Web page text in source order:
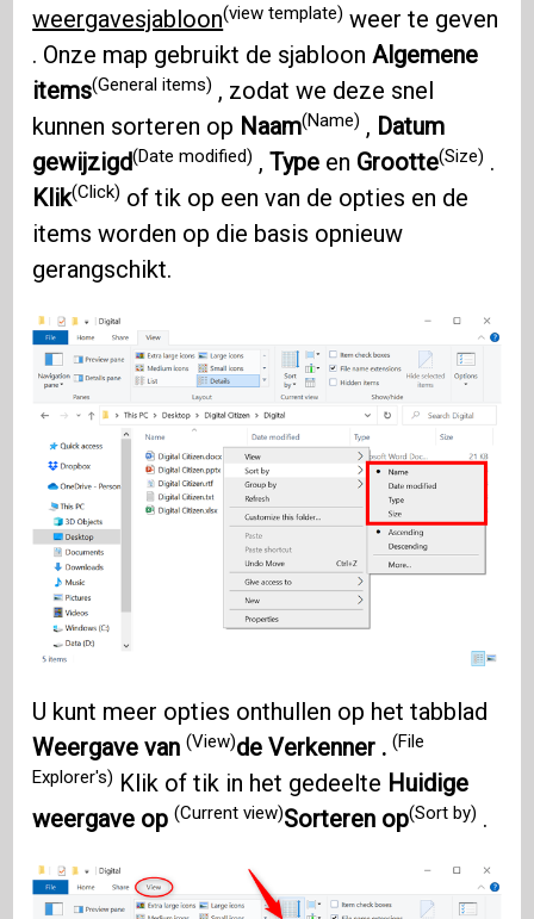
weergavesjabloon(view template) weer te geven
. Onze map gebruikt de sjabloonAlgemene
items(General items) , zodat we deze snel
kunnen sorteren op Naam(Name) , Datum
gewijzigd(Date modified) ,Type en Grootte(Size) .
Klik(Click) of tik op een van de opties en de
items worden op die basis opnieuw
gerangschikt.
U kunt meer opties onthullen op het tabblad
Weergave van(View)de Verkenner .(File
Explorer's) Klik of tik in het gedeelte Huidige
weergave op(Current view)Sorteren op(Sort by) .